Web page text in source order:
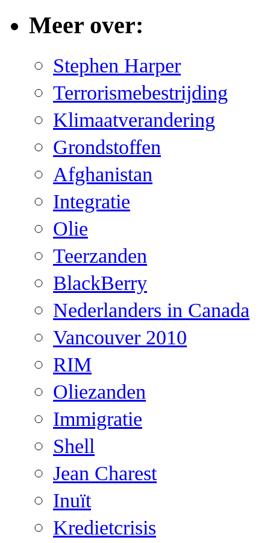
Meer over:
Stephen Harper
Terrorismebestrijding
Klimaatverandering
Grondstoffen
Afghanistan
Integratie
Olie
Teerzanden
BlackBerry
Nederlanders in Canada
Vancouver 2010
RIM
Oliezanden
Immigratie
Shell
Jean Charest
Inuït
Kredietcrisis